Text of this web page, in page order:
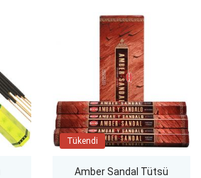
Tükendi
Amber Sandal Tütsü